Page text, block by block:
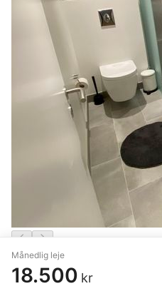
Månedlig leje
18.500 kr
2 vær. lejlighed på 69 m²